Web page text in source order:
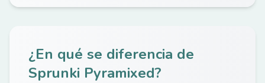
¿En qué se diferencia de
Sprunki Pyramixed?